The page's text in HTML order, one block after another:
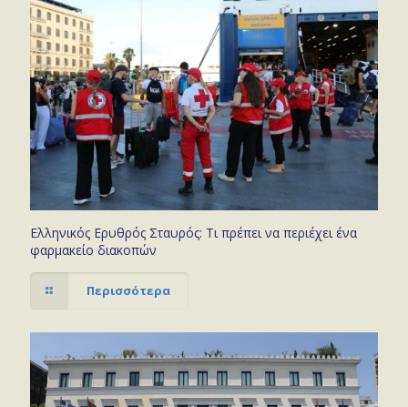
Ελληνικός Ερυθρός Σταυρός: Τι πρέπει να περιέχει ένα
φαρμακείο διακοπών
Περισσότερα